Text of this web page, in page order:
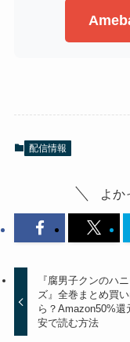
配信情報
よか
『腐男子クンのハ
ズ』全巻まとめ買い
ら？Amazon50%還
安で読む方法